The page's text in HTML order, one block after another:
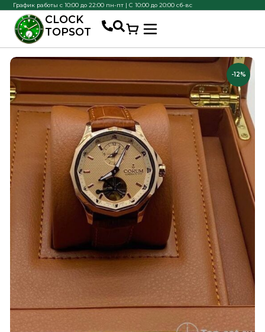
График работы с 10:00 до 22:00 пн-пт | С 10:00 до 20:00 сб-вс
CLOCK
TOPSOT
-12%